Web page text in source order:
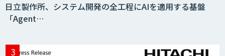
日立製作所、システム開発の全工程にAIを適用する基盤
「Agent…